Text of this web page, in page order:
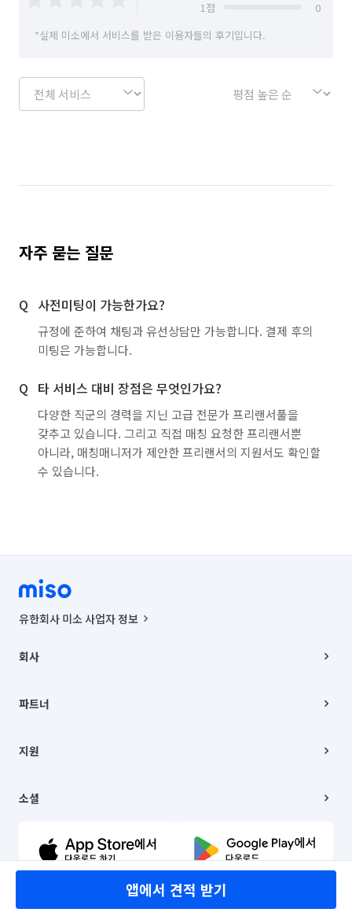
1점
0
*실제 미소에서 서비스를 받은 이용자들의 후기입니다.
자주 묻는 질문
사전미팅이 가능한가요?
규정에 준하여 채팅과 유선상담만 가능합니다. 결제 후의
미팅은 가능합니다.
타 서비스 대비 장점은 무엇인가요?
다양한 직군의 경력을 지닌 고급 전문가 프리랜서풀을
갖추고 있습니다. 그리고 직접 매칭 요청한 프리랜서뿐
아니라, 매칭매니저가 제안한 프리랜서의 지원서도 확인할
수 있습니다.
앱에서 견적 받기
유한회사 미소 사업자 정보
00019 |
주소 | 본사: 서울특별시 종로구 율곡로 6(중학동, 트윈트리빌딩) B동 5층
컨택센터 : 서울특별시 종로구 수송동 율곡로 24, 7층, 8층 미소
상품, 상품정보, 거래에 관한 의무와 책임은 거래당사자에게 있습니다.
언론 보도 관련 문의:
© 유한회사 미소. Miso, Inc. All Rights Reserved.
회사
채용
파트너
이사
지원
이용약관
문의하기
소셜
유튜브